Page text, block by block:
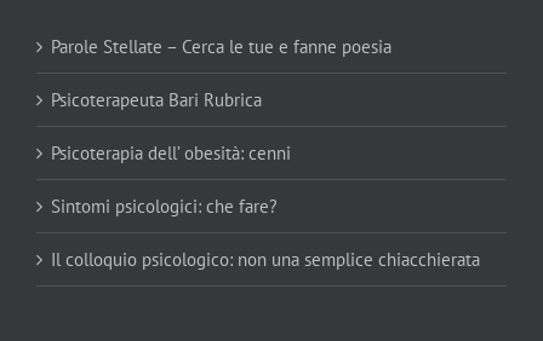
Parole Stellate – Cerca le tue e fanne poesia
Psicoterapeuta Bari Rubrica
Psicoterapia dell’ obesità: cenni
Sintomi psicologici: che fare?
Il colloquio psicologico: non una semplice chiacchierata